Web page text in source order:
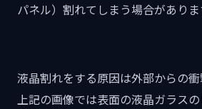
パネル）割れてしまう場合がありま
液晶割れをする原因は外部からの衝
上記の画像では表面の液晶ガラス